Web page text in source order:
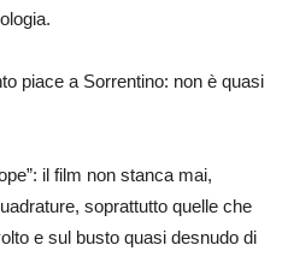
piace a Sorrentino: non è quasi
il film non stanca mai,
soprattutto quelle che
e sul busto quasi desnudo di